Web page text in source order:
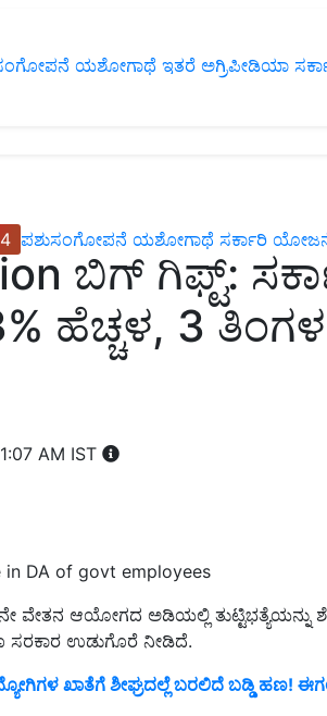
ಯಶೋಗಾಥೆ ಇತರೆ ಅಗ್ರಿಪೀಡಿಯಾ
ಪಶುಸಂಗೋಪನೆ ಯಶೋಗಾಥೆ ಸರ್ಕಾರಿ
ಬಿಗ್ ಗಿಫ್ಟ್:
ಹೆಚ್ಚಳ, 3
AM IST
in DA of govt employees
ವೇತನ ಆಯೋಗದ ಅಡಿಯಲ್ಲಿ ತುಟ್ಟಿಭತ್ಯೆಯನ್ನು
ಸರಕಾರ ಉಡುಗೊರೆ ನೀಡಿದೆ.
ಖಾತೆಗೆ ಶೀಘ್ರದಲ್ಲೆ ಬರಲಿದೆ ಬಡ್ಡಿ ಹಣ!